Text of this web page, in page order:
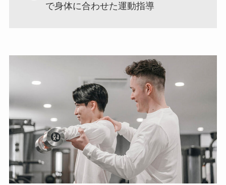
で身体に合わせた運動指導